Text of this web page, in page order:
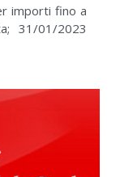
importi fino a
31/01/2023